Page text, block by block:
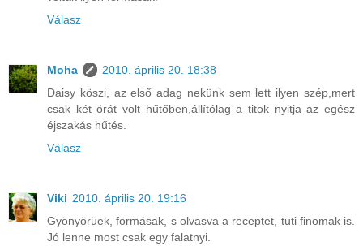
Válasz
Moha
2010. április 20. 18:38
Daisy köszi, az első adag nekünk sem lett ilyen szép,mert
csak két órát volt hűtőben,állítólag a titok nyitja az egész
éjszakás hűtés.
Válasz
Viki 2010. április 20. 19:16
Gyönyörüek, formásak, s olvasva a receptet, tuti finomak is.
Jó lenne most csak egy falatnyi.